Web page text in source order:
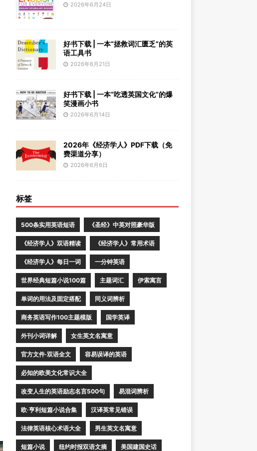
2026年6月24日
好书下载 | 一本“拯救词汇匮乏”的英
语工具书
2026年6月21日
好书下载 | 一本“吃透英国文化”的爆
笑漫画小书
2026年6月14日
2026年《经济学人》PDF下载（免
费渠道分享）
2026年6月6日
标签
500条实用英语短语 《圣经》中英对照豪华版
《经济学人》双语精读 《经济学人》常用术语
《经济学人》每日一词 一分钟英语
世界经典短篇小说100篇 主题词汇 伊索寓言
单词的用法及固定搭配 同义词辨析
商务英语写作100主题模版 国学英译
外刊小词详解 女生英文名寓意
官方文件·双语全文 容易误译的英语
必知的欧美文化常识大全
改变人生的英语励志名言500句 易混词辨析
欧·亨利短篇小说合集 汉译英常见错误
法律英语核心术语大全 男生英文名寓意
短篇小说 纽约时报双语文摘 美国建国史话